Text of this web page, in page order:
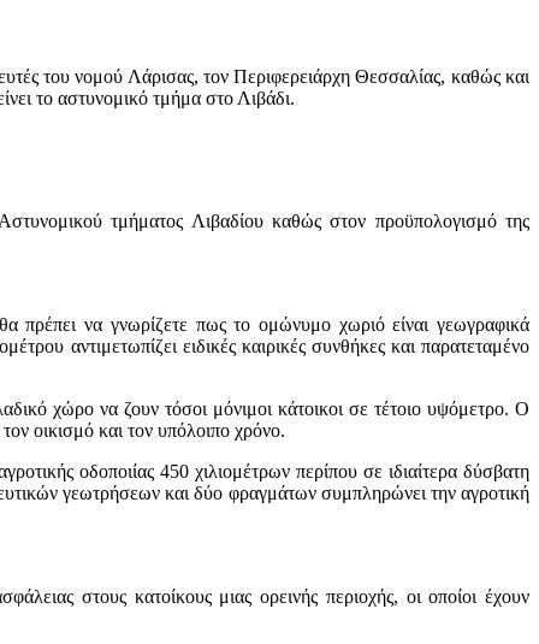
του νομού Λάρισας, τον Περιφερειάρχη Θεσσαλίας, καθώς και
το αστυνομικό τμήμα στο Λιβάδι.
τμήματος Λιβαδίου καθώς στον προϋπολογισμό της
πρέπει να γνωρίζετε πως το ομώνυμο χωριό είναι γεωγραφικά
αντιμετωπίζει ειδικές καιρικές συνθήκες και παρατεταμένο
χώρο να ζουν τόσοι μόνιμοι κάτοικοι σε τέτοιο υψόμετρο. Ο
οικισμό και τον υπόλοιπο χρόνο.
οδοποιίας 450 χιλιομέτρων περίπου σε ιδιαίτερα δύσβατη
γεωτρήσεων και δύο φραγμάτων συμπληρώνει την αγροτική
στους κατοίκους μιας ορεινής περιοχής, οι οποίοι έχουν